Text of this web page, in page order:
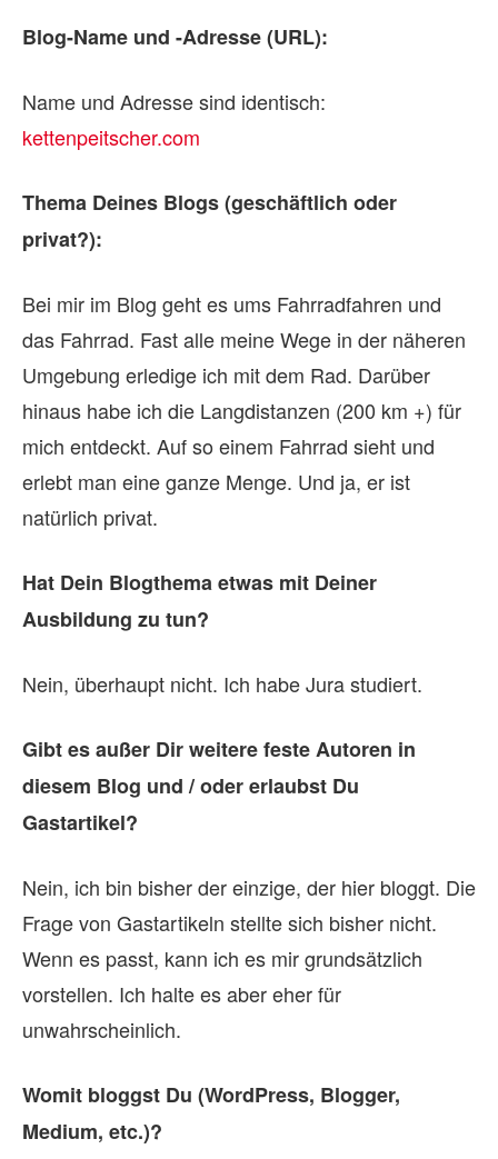
Blog-Name und -Adresse (URL):
Name und Adresse sind identisch:
kettenpeitscher.com
Thema Deines Blogs (geschäftlich oder
privat?):
Bei mir im Blog geht es ums Fahrradfahren und
das Fahrrad. Fast alle meine Wege in der näheren
Umgebung erledige ich mit dem Rad. Darüber
hinaus habe ich die Langdistanzen (200 km +) für
mich entdeckt. Auf so einem Fahrrad sieht und
erlebt man eine ganze Menge. Und ja, er ist
natürlich privat.
Hat Dein Blogthema etwas mit Deiner
Ausbildung zu tun?
Nein, überhaupt nicht. Ich habe Jura studiert.
Gibt es außer Dir weitere feste Autoren in
diesem Blog und / oder erlaubst Du
Gastartikel?
Nein, ich bin bisher der einzige, der hier bloggt. Die
Frage von Gastartikeln stellte sich bisher nicht.
Wenn es passt, kann ich es mir grundsätzlich
vorstellen. Ich halte es aber eher für
unwahrscheinlich.
Womit bloggst Du (WordPress, Blogger,
Medium, etc.)?